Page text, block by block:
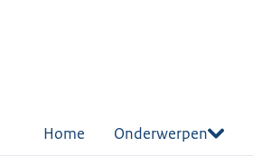
Home Onderwerpen